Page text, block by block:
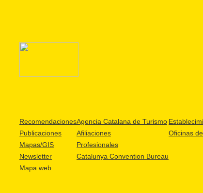
Recomendaciones
Publicaciones
Mapas/GIS
Newsletter
Mapa web
Agencia Catalana de Turismo
Afiliaciones
Profesionales
Catalunya Convention Bureau
Oficinas